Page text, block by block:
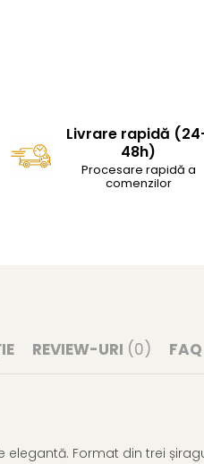
Livrare rapidă
48h)
Procesare rapidă a
comenzilor
REVIEW-URI (0) FAQ
Format din trei